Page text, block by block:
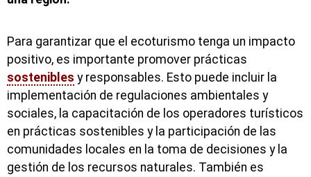
Para garantizar que el ecoturismo tenga un impacto
positivo, es importante promover prácticas
sostenibles y responsables. Esto puede incluir la
implementación de regulaciones ambientales y
sociales, la capacitación de los operadores turísticos
en prácticas sostenibles y la participación de las
comunidades locales en la toma de decisiones y la
gestión de los recursos naturales. También es